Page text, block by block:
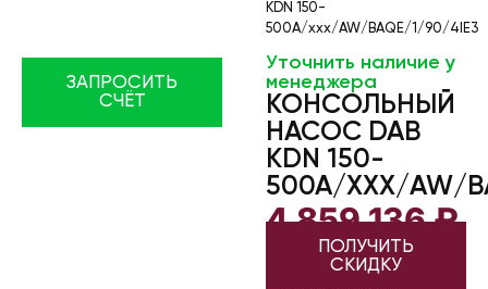
ЗАПРОСИТЬ
СЧЁТ
KDN 150-
500A/xxx/AW/BAQE/1/90/4IE3
Уточнить наличие у
менеджера
КОНСОЛЬНЫЙ
НАСОС DAB
KDN 150-
500A/XXX/AW/
4 859 136₽
ПОЛУЧИТЬ
СКИДКУ